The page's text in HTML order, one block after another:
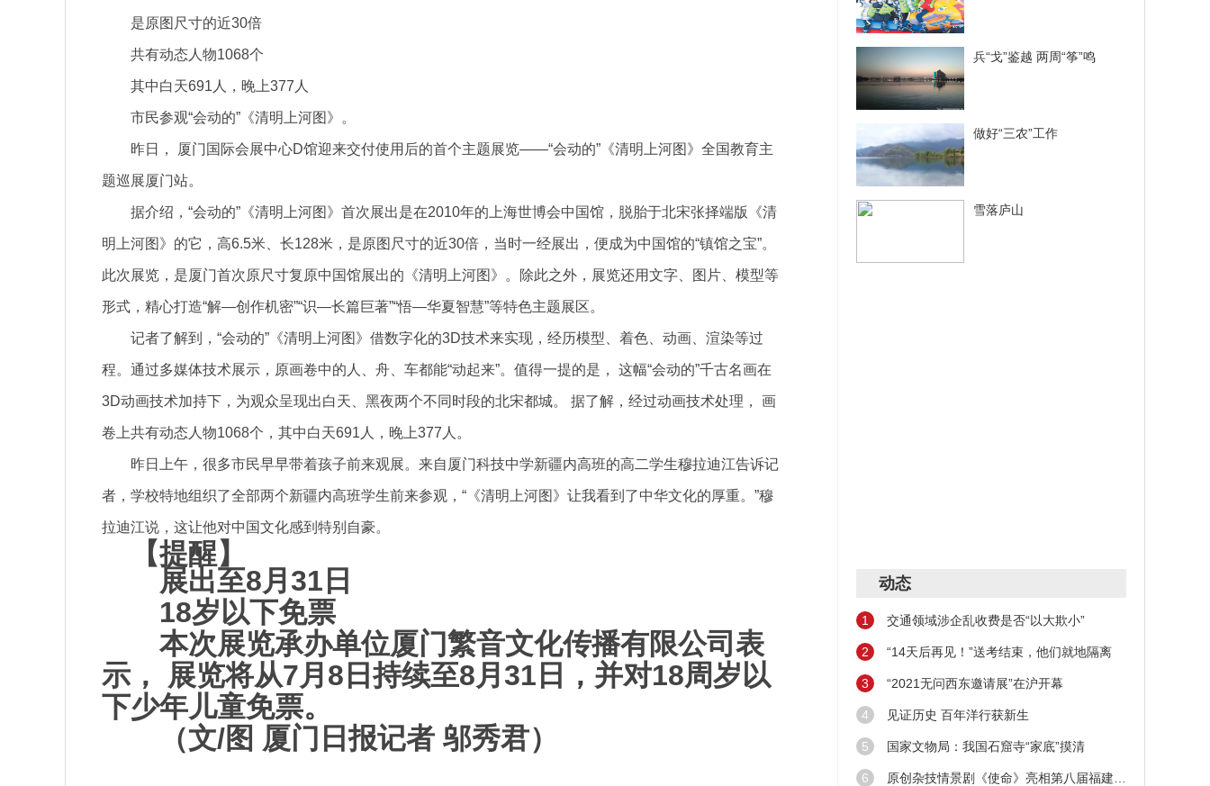
是原图尺寸的近30倍
共有动态人物1068个
其中白天691人，晚上377人
市民参观“会动的”《清明上河图》。
昨日， 厦门国际会展中心D馆迎来交付使用后的首个主题展览——“会动的”《清明上河图》全国教育主
题巡展厦门站。
据介绍，“会动的”《清明上河图》首次展出是在2010年的上海世博会中国馆，脱胎于北宋张择端版《清
明上河图》的它，高6.5米、长128米，是原图尺寸的近30倍，当时一经展出，便成为中国馆的“镇馆之宝”。
此次展览，是厦门首次原尺寸复原中国馆展出的《清明上河图》。除此之外，展览还用文字、图片、模型等
形式，精心打造“解—创作机密”“识—长篇巨著”“悟—华夏智慧”等特色主题展区。
记者了解到，“会动的”《清明上河图》借数字化的3D技术来实现，经历模型、着色、动画、渲染等过
程。通过多媒体技术展示，原画卷中的人、舟、车都能“动起来”。值得一提的是， 这幅“会动的”千古名画在
3D动画技术加持下，为观众呈现出白天、黑夜两个不同时段的北宋都城。 据了解，经过动画技术处理， 画
卷上共有动态人物1068个，其中白天691人，晚上377人。
昨日上午，很多市民早早带着孩子前来观展。来自厦门科技中学新疆内高班的高二学生穆拉迪江告诉记
者，学校特地组织了全部两个新疆内高班学生前来参观，“《清明上河图》让我看到了中华文化的厚重。”穆
拉迪江说，这让他对中国文化感到特别自豪。
【提醒】
展出至8月31日
18岁以下免票
本次展览承办单位厦门繁音文化传播有限公司表
示， 展览将从7月8日持续至8月31日，并对18周岁以
下少年儿童免票。
（文/图 厦门日报记者 邬秀君）
兵“戈”鉴越 两周“筝”鸣
做好“三农”工作
雪落庐山
动态
1 交通领域涉企乱收费是否“以大欺小”
2 “14天后再见！”送考结束，他们就地隔离
3 “2021无问西东邀请展”在沪开幕
4 见证历史 百年洋行获新生
5 国家文物局：我国石窟寺“家底”摸清
6 原创杂技情景剧《使命》亮相第八届福建艺术节